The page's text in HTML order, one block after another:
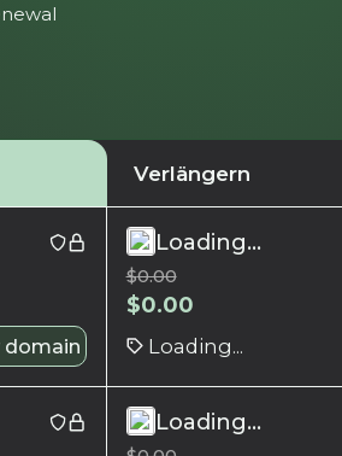
Verlängern
domain
Loading...
$0.00
$0.00
Loading...
Loading...